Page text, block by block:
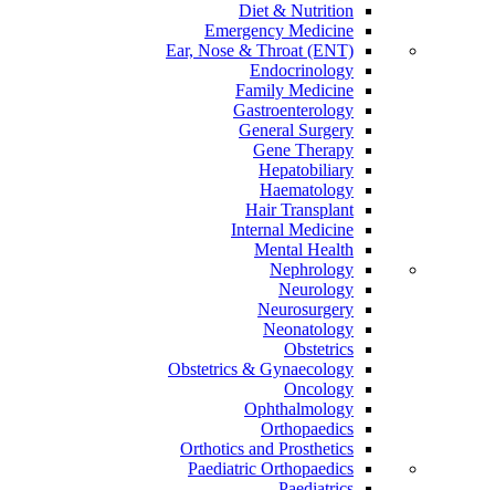
Diet & Nutrition
Emergency Medicine
Ear, Nose & Throat (ENT)
Endocrinology
Family Medicine
Gastroenterology
General Surgery
Gene Therapy
Hepatobiliary
Haematology
Hair Transplant
Internal Medicine
Mental Health
Nephrology
Neurology
Neurosurgery
Neonatology
Obstetrics
Obstetrics & Gynaecology
Oncology
Ophthalmology
Orthopaedics
Orthotics and Prosthetics
Paediatric Orthopaedics